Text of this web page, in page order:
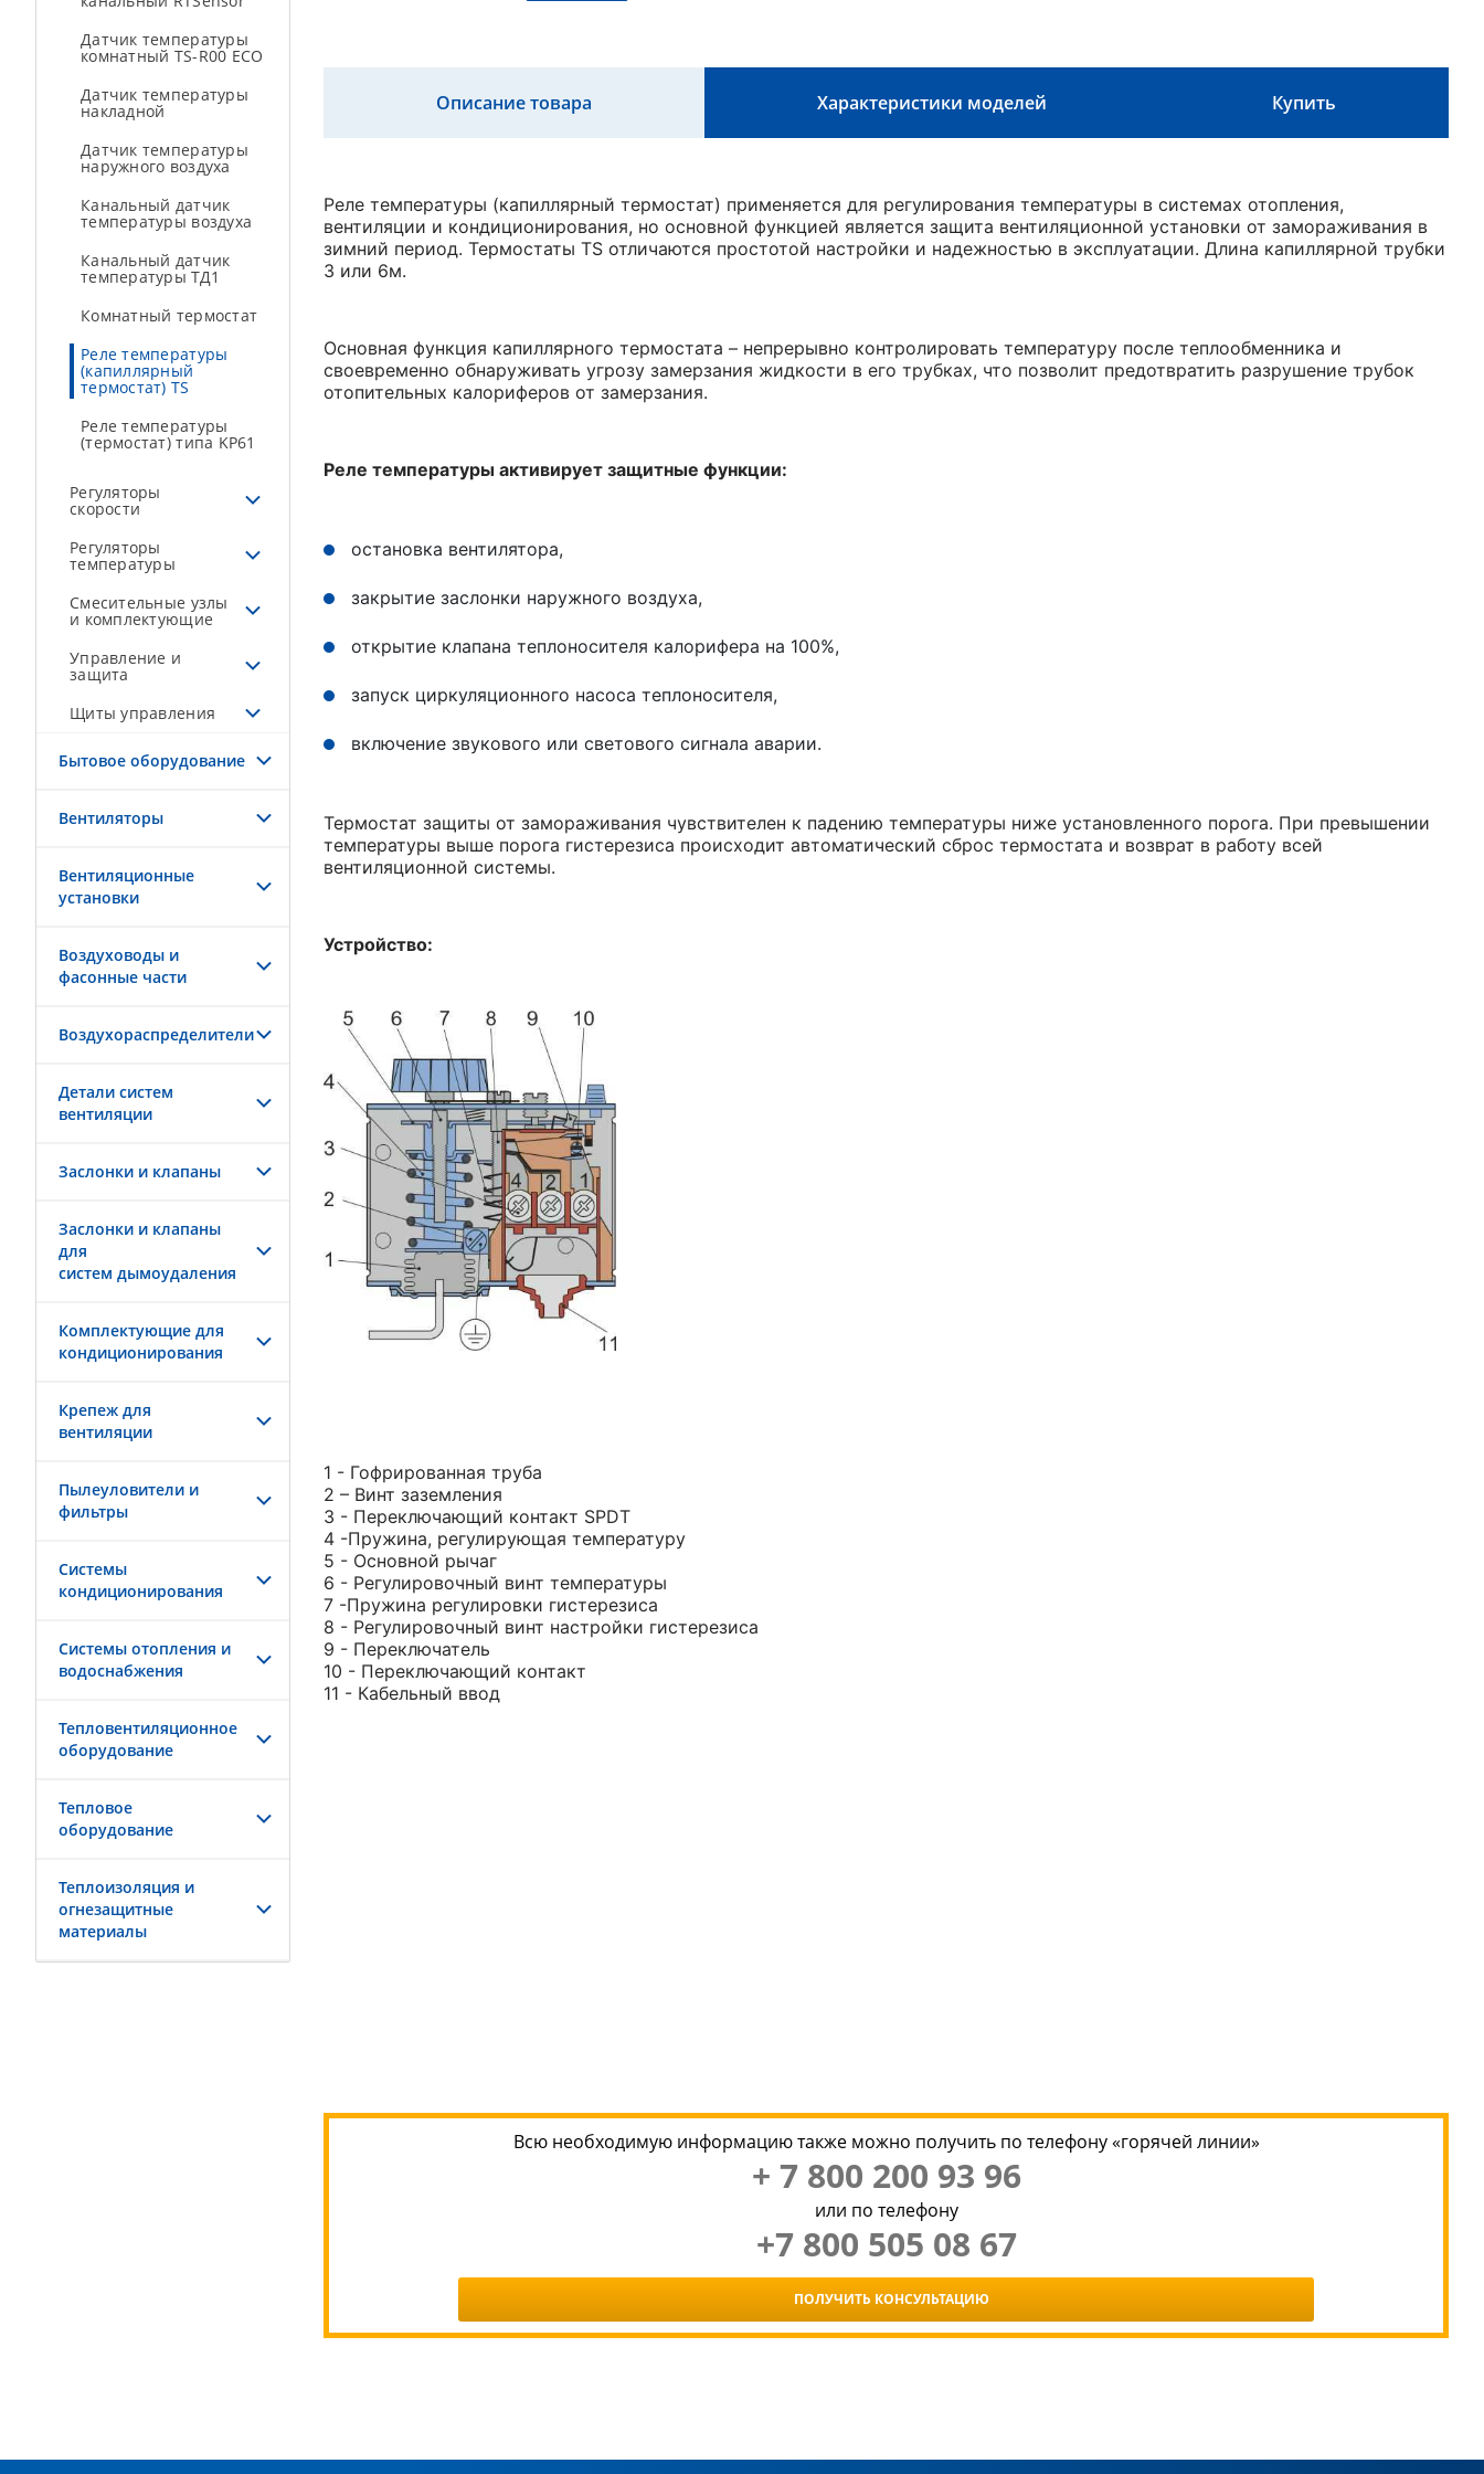
Датчик температуры
комнатный TS-R00 ECO
Датчик температуры
накладной
Датчик температуры
наружного воздуха
Канальный датчик
температуры воздуха
Канальный датчик
температуры ТД1
Комнатный термостат
Реле температуры
(капиллярный
термостат) TS
Реле температуры
(термостат) типа KP61
Регуляторы
скорости
Регуляторы
температуры
Смесительные узлы
и комплектующие
Управление и
защита
Щиты управления
Бытовое оборудование
Вентиляторы
Вентиляционные
установки
Воздуховоды и
фасонные части
Воздухораспределители
Детали систем
вентиляции
Заслонки и клапаны
Заслонки и клапаны
для
систем дымоудаления
Комплектующие для
кондиционирования
Крепеж для
вентиляции
Пылеуловители и
фильтры
Системы
кондиционирования
Системы отопления и
водоснабжения
Тепловентиляционное
оборудование
Тепловое
оборудование
Теплоизоляция и
огнезащитные
материалы
Описание товара Характеристики моделей Купить
Реле температуры (капиллярный термостат) применяется для регулирования температуры в системах отопления,
вентиляции и кондиционирования, но основной функцией является защита вентиляционной установки от замораживания в
зимний период. Термостаты TS отличаются простотой настройки и надежностью в эксплуатации. Длина капиллярной трубки
3 или 6м.
Основная функция капиллярного термостата – непрерывно контролировать температуру после теплообменника и
своевременно обнаруживать угрозу замерзания жидкости в его трубках, что позволит предотвратить разрушение трубок
отопительных калориферов от замерзания.
Реле температуры активирует защитные функции:
остановка вентилятора,
закрытие заслонки наружного воздуха,
открытие клапана теплоносителя калорифера на 100%,
запуск циркуляционного насоса теплоносителя,
включение звукового или светового сигнала аварии.
Термостат защиты от замораживания чувствителен к падению температуры ниже установленного порога. При превышении
температуры выше порога гистерезиса происходит автоматический сброс термостата и возврат в работу всей
вентиляционной системы.
Устройство:
1 - Гофрированная труба
2 – Винт заземления
З - Переключающий контакт SPDT
4 -Пружина, регулирующая температуру
5 - Основной рычаг
6 - Регулировочный винт температуры
7 -Пружина регулировки гистерезиса
8 - Регулировочный винт настройки гистерезиса
9 - Переключатель
10 - Переключающий контакт
11 - Кабельный ввод
Всю необходимую информацию также можно получить по телефону «горячей линии»
+ 7 800 200 93 96
или по телефону
+7 800 505 08 67
ПОЛУЧИТЬ КОНСУЛЬТАЦИЮ